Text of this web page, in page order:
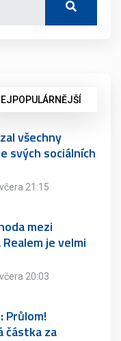
všechny
svých sociálních
včera 21:15
mezi
je velmi
včera 20:03
částka za